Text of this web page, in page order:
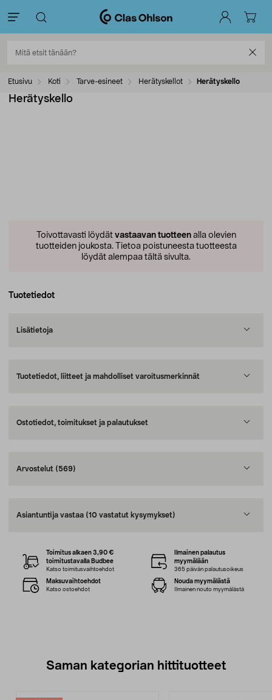
Etusivu Koti Tarve-esineet Herätyskellot Herätyskello
Herätyskello
Toivottavasti löydät vastaavan tuotteenalla olevien
tuotteiden joukosta. Tietoa poistuneesta tuotteesta
löydät alempaa tältä sivulta.
Tuotetiedot
Lisätietoja
Tuotetiedot, liitteet ja mahdolliset varoitusmerkinnät
Ostotiedot, toimitukset ja palautukset
Arvostelut (569)
Asiantuntija vastaa (10 vastatut kysymykset)
Toimitus alkaen 3,90 €
toimitustavalla Budbee
Katso toimitusvaihtoehdot
Ilmainen palautus
myymälään
365 päivän palautusoikeus
Maksuvaihtoehdot
Katso ostoehdot
Nouda myymälästä
Ilmainen nouto myymälästä
Saman kategorian hittituotteet